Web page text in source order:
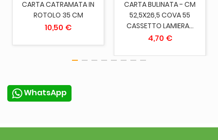
CARTA CATRAMATA IN
ROTOLO 35 CM
10,50 €
CARTA BULINATA - CM
52,5X26,5 COVA 55
CASSETTO LAMIERA...
4,70 €
WhatsApp